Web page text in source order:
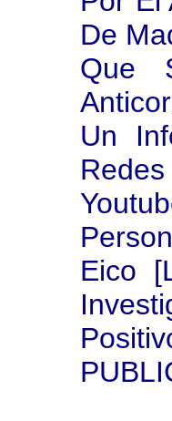
De
Que
Un
Eico